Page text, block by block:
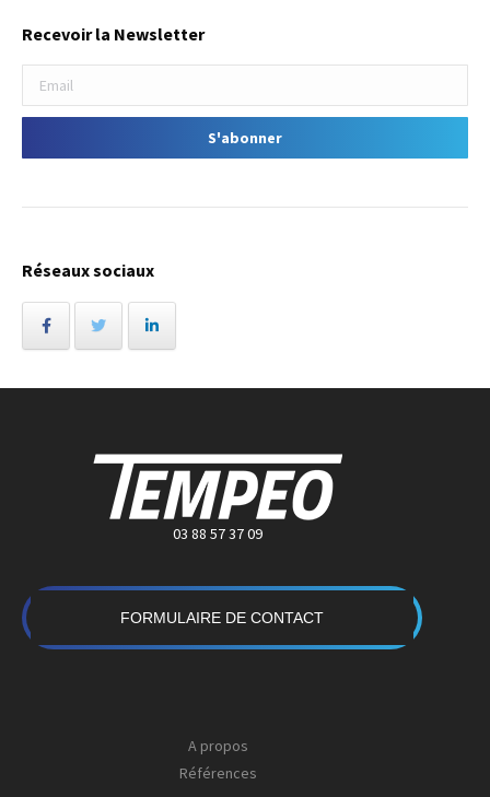
Recevoir la Newsletter
Réseaux sociaux
03 88 57 37 09
FORMULAIRE DE CONTACT
A propos
Références